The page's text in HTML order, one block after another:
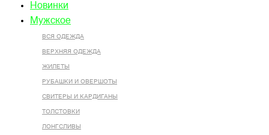
Новинки
Мужское
ВСЯ ОДЕЖДА
ВЕРХНЯЯ ОДЕЖДА
ЖИЛЕТЫ
РУБАШКИ И ОВЕРШОТЫ
СВИТЕРЫ И КАРДИГАНЫ
ТОЛСТОВКИ
ЛОНГСЛИВЫ